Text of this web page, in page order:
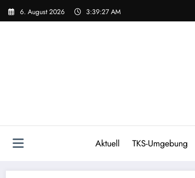
Zum
Inhalt
6. August 2026 3:39:27 AM
Aktuell TKS-Umgebung